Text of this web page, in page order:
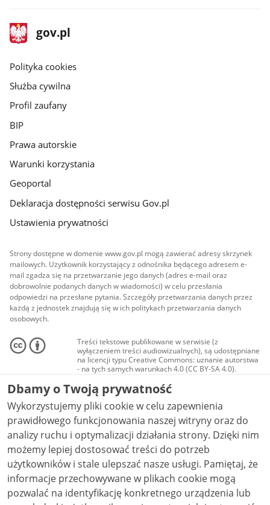
stopka
gov.pl
Strona
gov.pl
gov.pl
Polityka cookies
Służba cywilna
Profil zaufany
BIP
Prawa autorskie
Warunki korzystania
Geoportal
Deklaracja dostępności serwisu Gov.pl
Ustawienia prywatności
Strony dostępne w domenie www.gov.pl mogą zawierać adresy skrzynek
mailowych. Użytkownik korzystający z odnośnika będącego adresem e-
mail zgadza się na przetwarzanie jego danych (adres e-mail oraz
dobrowolnie podanych danych w wiadomości) w celu przesłania
odpowiedzi na przesłane pytania. Szczegóły przetwarzania danych przez
każdą z jednostek znajdują się w ich politykach przetwarzania danych
osobowych.
Treści tekstowe publikowane w serwisie (z
wyłączeniem treści audiowizualnych), są udostępniane
na licencji typu Creative Commons: uznanie autorstwa
- na tych samych warunkach 4.0 (CC BY-SA 4.0).
Materiały audiowizualne, w tym zdjęcia, materiały
audio i wideo, są udostępniane na licencji typu
Creative Commons: uznanie autorstwa użycie
niekomercyjne - bez utworów zależnych 4.0 (CC BY-
NC-ND 4.0), o ile nie jest to stwierdzone inaczej.
Dbamy o Twoją prywatność
Wykorzystujemy pliki cookie w celu zapewnienia
prawidłowego funkcjonowania naszej witryny oraz do
analizy ruchu i optymalizacji działania strony. Dzięki nim
możemy lepiej dostosować treści do potrzeb
użytkowników i stale ulepszać nasze usługi. Pamiętaj, że
informacje przechowywane w plikach cookie mogą
pozwalać na identyfikację konkretnego urządzenia lub